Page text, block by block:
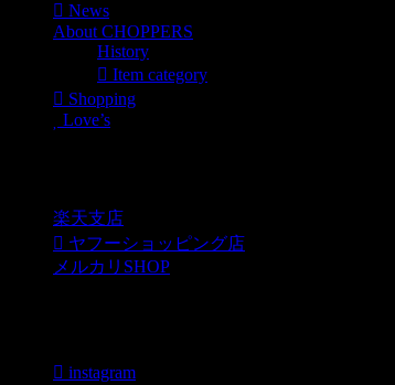
News
About CHOPPERS
History
Item category
Shopping
Love’s
楽天支店
ヤフーショッピング店
メルカリSHOP
instagram